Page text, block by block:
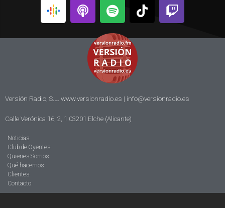
Versión Radio, S.L. www.versionradio.es | info@versionradio.es
Calle Verónica 16, 2, 1 03201 Elche (Alicante)
Noticias
Club de Oyentes
Quienes Somos
Qué hacemos
Clientes
Contacto